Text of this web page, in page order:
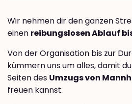
Wir nehmen dir den ganzen
einen reibungslosen Ablauf
Von der Organisation bis zur
kümmern uns um alles, damit
Seiten des Umzugs von
freuen kannst.